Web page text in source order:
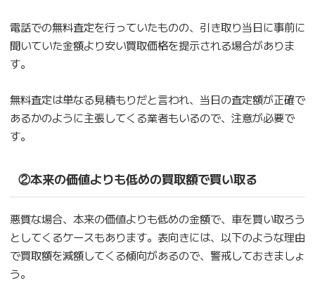
電話での無料査定を行っていたものの、引き取り当日に事前に
聞いていた金額より安い買取価格を提示される場合がありま
す。
無料査定は単なる見積もりだと言われ、当日の査定額が正確で
あるかのように主張してくる業者もいるので、注意が必要で
す。
②本来の価値よりも低めの買取額で買い取る
悪質な場合、本来の価値よりも低めの金額で、車を買い取ろう
としてくるケースもあります。表向きには、以下のような理由
で買取額を減額してくる傾向があるので、警戒しておきましょ
う。